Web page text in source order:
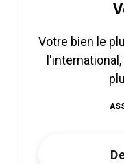
Votre bien le